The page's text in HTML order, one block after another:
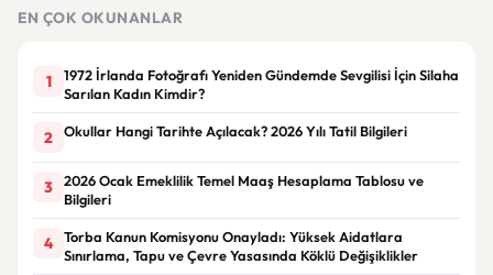
EN ÇOK OKUNANLAR
1
1972 İrlanda Fotoğrafı Yeniden Gündemde Sevgilisi İçin Silaha
Sarılan Kadın Kimdir?
2 Okullar Hangi Tarihte Açılacak? 2026 Yılı Tatil Bilgileri
3
2026 Ocak Emeklilik Temel Maaş Hesaplama Tablosu ve
Bilgileri
4
Torba Kanun Komisyonu Onayladı: Yüksek Aidatlara
Sınırlama, Tapu ve Çevre Yasasında Köklü Değişiklikler